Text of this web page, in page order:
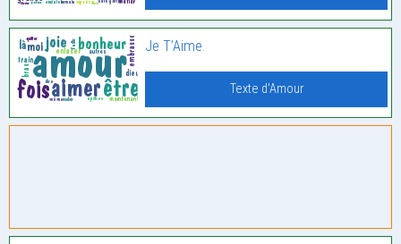
Je T’Aime.
Texte d'Amour